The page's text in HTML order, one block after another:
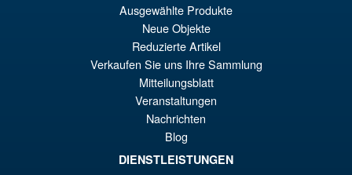
PRÉ COMMANDE
S.H. MonsterArts Godzilla Vs
Evangelion Test Type 01 G
Awakening Action Figure
Ausgewählte Produkte
Neue Objekte
Reduzierte Artikel
Verkaufen Sie uns Ihre Sammlung
Mitteilungsblatt
Veranstaltungen
Nachrichten
Blog
DIENSTLEISTUNGEN